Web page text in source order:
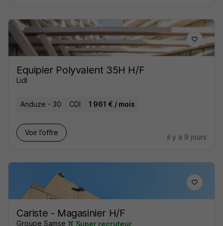
Equipier Polyvalent 35H H/F
Lidl
Anduze - 30 CDI 1 961 € / mois
Voir l’offre
il y a 9 jours
Cariste - Magasinier H/F
Groupe Samse Super recruteur